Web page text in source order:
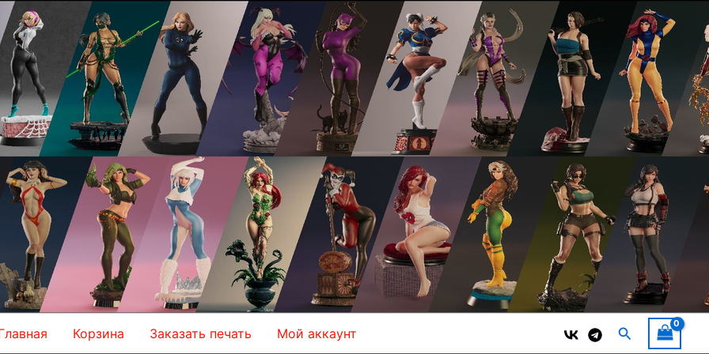
Корзина Заказать печать Мой аккаунт Поиск